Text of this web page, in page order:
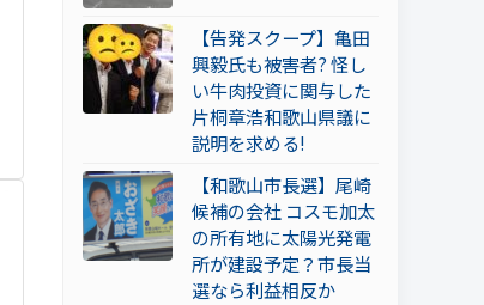
【告発スクープ】亀田
興毅氏も被害者? 怪し
い牛肉投資に関与した
片桐章浩和歌山県議に
説明を求める!
【和歌山市長選】尾崎
候補の会社 コスモ加太
の所有地に太陽光発電
所が建設予定？市長当
選なら利益相反か